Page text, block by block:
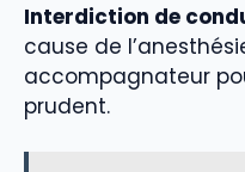
Interdiction de
cause de
accompagnateur
prudent.